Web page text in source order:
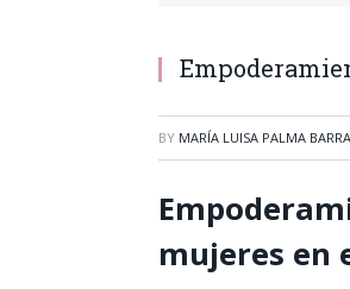
BY MARÍA LUISA PALMA
mujeres en